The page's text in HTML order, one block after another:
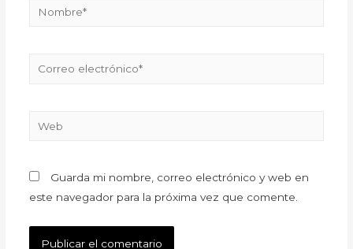
Guarda mi nombre, correo electrónico y web en
este navegador para la próxima vez que comente.